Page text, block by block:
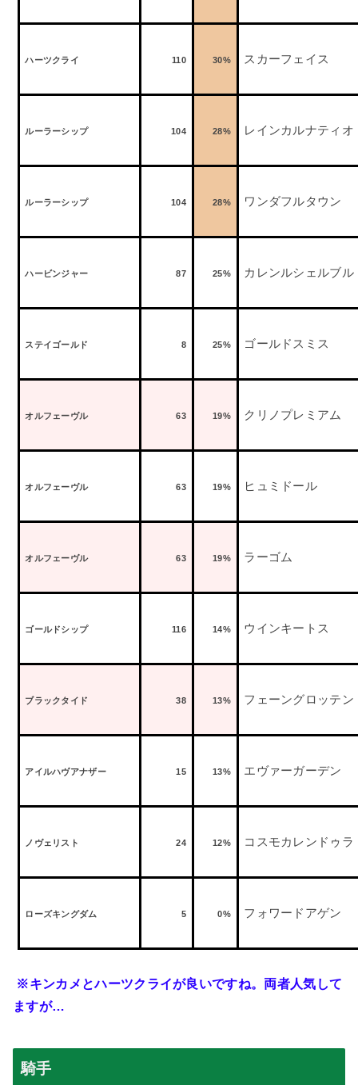
ハーツクライ 110 30% スカーフェイス
ルーラーシップ 104 28% レインカルナティオ
ルーラーシップ 104 28% ワンダフルタウン
ハービンジャー 87 25% カレンルシェルブル
ステイゴールド 8 25% ゴールドスミス
オルフェーヴル 63 19% クリノプレミアム
オルフェーヴル 63 19% ヒュミドール
オルフェーヴル 63 19% ラーゴム
ゴールドシップ 116 14% ウインキートス
ブラックタイド 38 13% フェーングロッテン
アイルハヴアナザー 15 13% エヴァーガーデン
ノヴェリスト 24 12% コスモカレンドゥラ
ローズキングダム 5 0% フォワードアゲン
※キンカメとハーツクライが良いですね。両者人気して
ますが…
騎手